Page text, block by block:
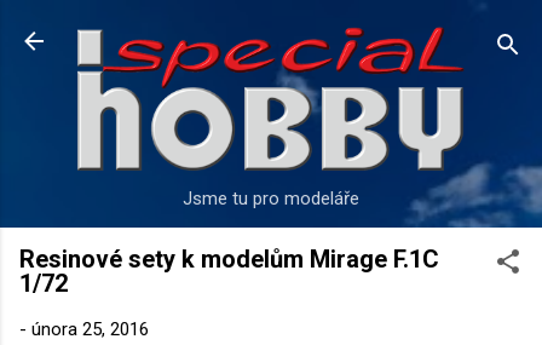
Přeskočit na hlavní obsah
Jsme tu pro modeláře
Resinové sety k modelům Mirage F.1C
1/72
- února 25, 2016